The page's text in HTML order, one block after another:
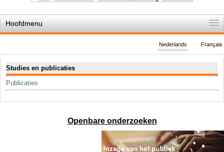
Hoofdmenu
De spelregels
Stedenbouwkundige vergunning
Cartografie
Studies en publicaties
Français
Nederlands
Studies en publicaties
Publicaties
Openbare onderzoeken